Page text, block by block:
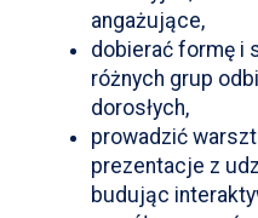
angażujące,
dobierać formę i
różnych grup
dorosłych,
prowadzić
prezentacje z
budując